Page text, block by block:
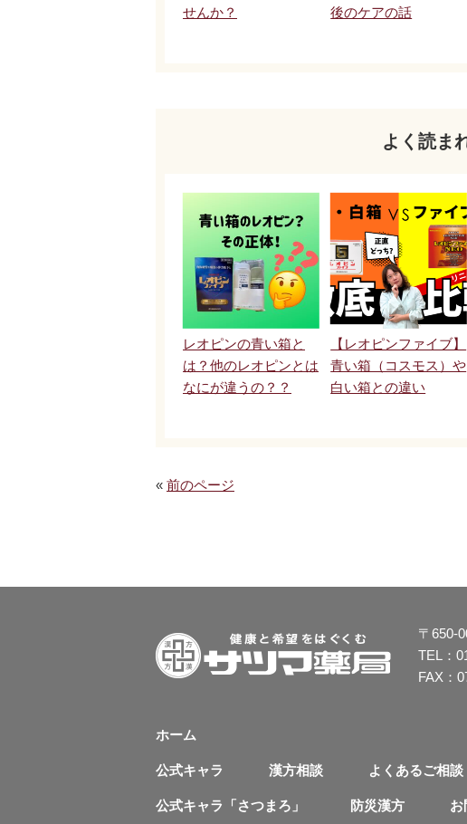
せんか？
後のケアの話
よく読ま
レオピンの青い箱と
は？他のレオピンとは
なにが違うの？？
【レオピンファイブ】
青い箱（コスモス）や
白い箱との違い
« 前のページ
〒650-
TEL：
FAX：
ホーム
公式キャラ 漢方相談 よくあるご相談
公式キャラ「さつまろ」 防災漢方 お